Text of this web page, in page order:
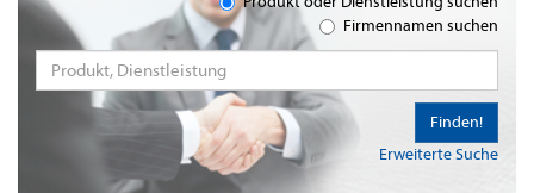
Firmennamen suchen
Erweiterte Suche
Finden!